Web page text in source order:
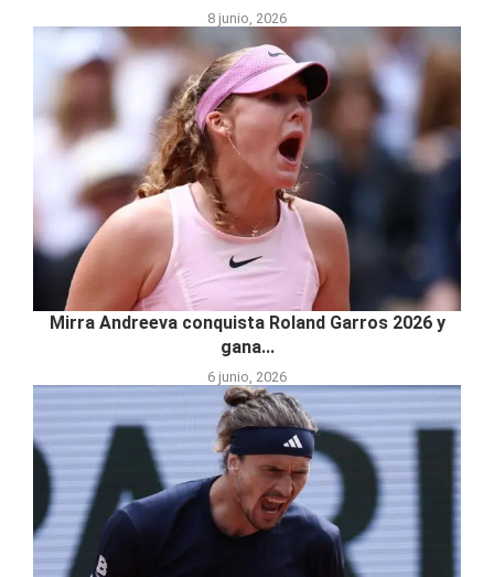
8 junio, 2026
Mirra Andreeva conquista Roland Garros 2026 y
gana...
6 junio, 2026